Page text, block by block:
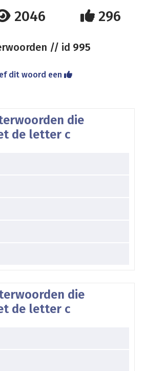
2046 296
// id 995
dit woord een
die
de letter c
die
de letter c